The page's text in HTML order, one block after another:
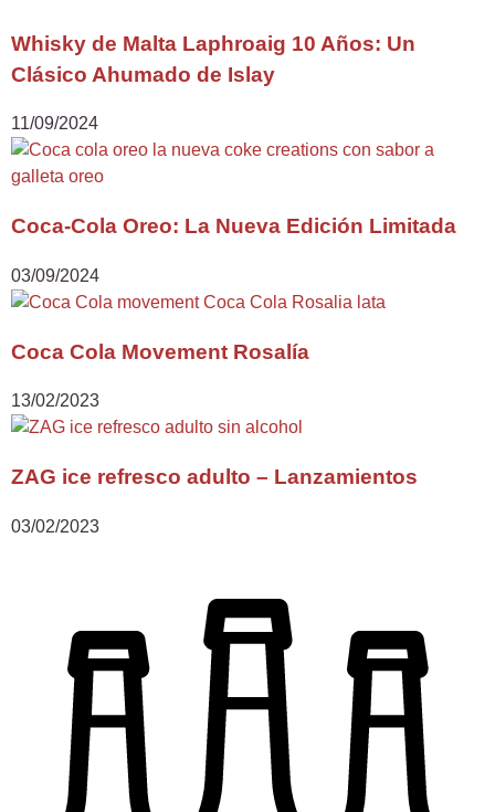
Whisky de Malta Laphroaig 10 Años: Un
Clásico Ahumado de Islay
11/09/2024
Coca-Cola Oreo: La Nueva Edición Limitada
03/09/2024
Coca Cola Movement Rosalía
13/02/2023
ZAG ice refresco adulto – Lanzamientos
03/02/2023